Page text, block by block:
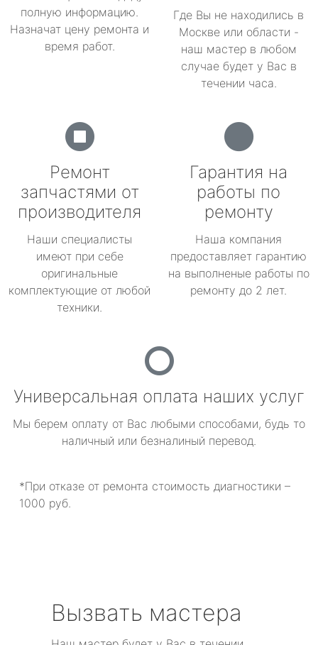
полную информацию.
Назначат цену ремонта и
время работ.
Где Вы не находились в
Москве или области -
наш мастер в любом
случае будет у Вас в
течении часа.
Ремонт
запчастями от
производителя
Наши специалисты
имеют при себе
оригинальные
комплектующие от любой
техники.
Гарантия на
работы по
ремонту
Наша компания
предоставляет гарантию
на выполненые работы по
ремонту до 2 лет.
Универсальная оплата наших услуг
Мы берем оплату от Вас любыми способами, будь то
наличный или безналиный перевод.
*При отказе от ремонта стоимость диагностики –
1000 руб.
Вызвать мастера